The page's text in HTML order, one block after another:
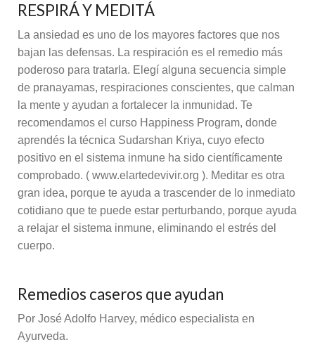
RESPIRÁ Y MEDITÁ
La ansiedad es uno de los mayores factores que nos
bajan las defensas. La respiración es el remedio más
poderoso para tratarla. Elegí alguna secuencia simple
de pranayamas, respiraciones conscientes, que calman
la mente y ayudan a fortalecer la inmunidad. Te
recomendamos el curso Happiness Program, donde
aprendés la técnica Sudarshan Kriya, cuyo efecto
positivo en el sistema inmune ha sido científicamente
comprobado. ( www.elartedevivir.org ). Meditar es otra
gran idea, porque te ayuda a trascender de lo inmediato
cotidiano que te puede estar perturbando, porque ayuda
a relajar el sistema inmune, eliminando el estrés del
cuerpo.
Remedios caseros que ayudan
Por José Adolfo Harvey, médico especialista en
Ayurveda.